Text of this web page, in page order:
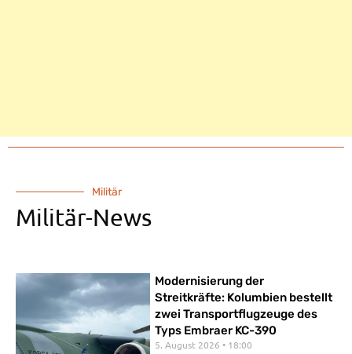
Militär
Militär-News
Modernisierung der
Streitkräfte: Kolumbien bestellt
zwei Transportflugzeuge des
Typs Embraer KC-390
5. August 2026 18:00